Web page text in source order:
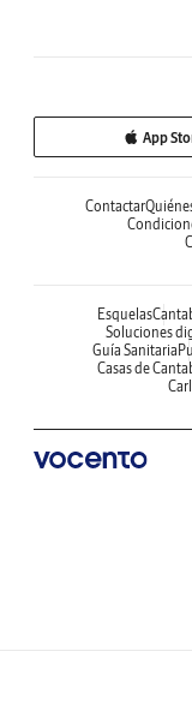
App
Contactar
Esquelas
Soluciones
Guía Sanitaria
Casas de